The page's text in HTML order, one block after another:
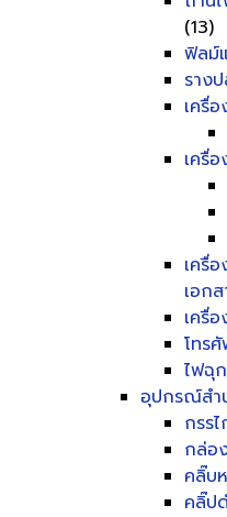
(13)
ฟิลม์
ราง
เครื่
เครื่
เครื่
เอก
เครื่
โทร
ไฟฉุ
อุปกรณ์สำ
กรร
กล่อ
คลิ๊บ
คลิ๊ป